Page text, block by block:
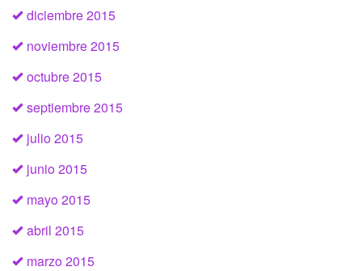
diciembre 2015
noviembre 2015
octubre 2015
septiembre 2015
julio 2015
junio 2015
mayo 2015
abril 2015
marzo 2015